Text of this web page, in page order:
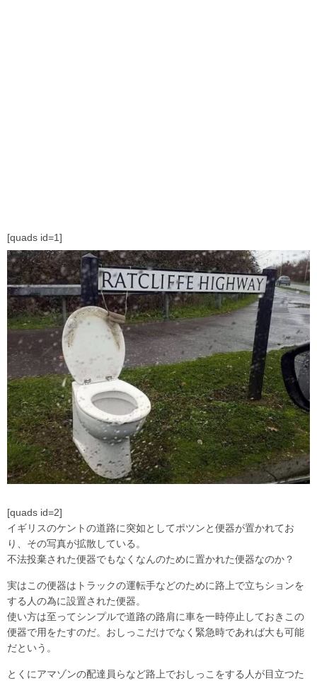
[quads id=1]
[quads id=2]
イギリスのケントの道路に突如としてポツンと便器が置かれてお
り、その写真が拡散している。
不法投棄された便器でもなくなんのために置かれた便器なのか？
実はこの便器はトラックの運転手などのために路上で立ちションを
する人の為に設置された便器。
使い方は至ってシンプルで道路の路肩に車を一時停止しておきこの
便器で用をたすのだ。おしっこだけでなく緊急時であれば大も可能
だという。
とくにアマゾンの配達員らなど路上でおしっこをする人が目立つた